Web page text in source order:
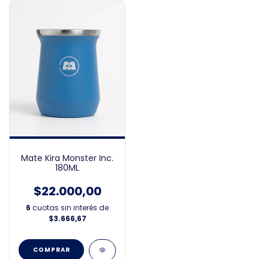
Mate Kira Monster Inc.
180ML
$22.000,00
6 cuotas sin interés de
$3.666,67